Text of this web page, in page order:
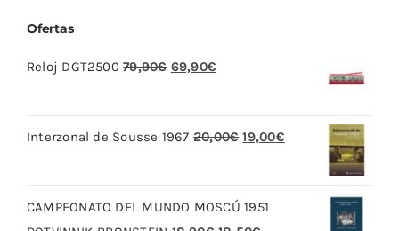
Ofertas
Reloj DGT2500 79,90€ El
era:
69,90€
es:
Interzonal de Sousse 1967 20,00€ El
era:
19,00€El
CAMPEONATO DEL MUNDO MOSCÚ 1951